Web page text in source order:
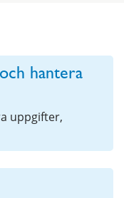
hantera
uppgifter,